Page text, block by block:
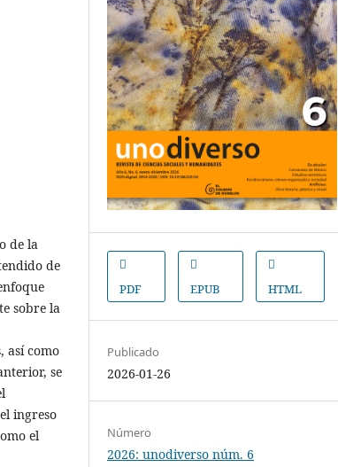
de la
de
sobre la
así como
se
ingreso
el
PDF EPUB HTML
Publicado
2026-01-26
Número
2026: unodiverso núm. 6